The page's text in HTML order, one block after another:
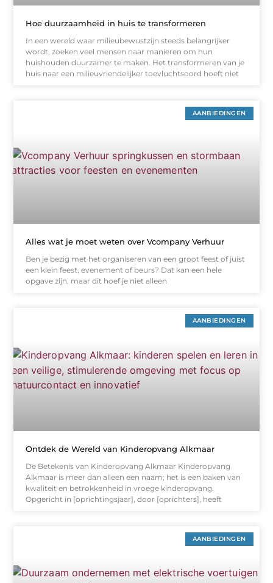
Hoe duurzaamheid in huis te transformeren
In een wereld waar milieubewustzijn steeds belangrijker
wordt, zoeken veel mensen naar manieren om hun
huishouden duurzamer te maken. Het transformeren van je
huis naar een milieuvriendelijker toevluchtsoord hoeft niet
AANBIEDINGEN
Alles wat je moet weten over Vcompany Verhuur
Ben je bezig met het organiseren van een groot feest of juist
een klein feest, evenement of beurs? Dat kan een hele
opgave zijn, maar dit hoef je niet alleen
AANBIEDINGEN
Ontdek de Wereld van Kinderopvang Alkmaar
De Betekenis van Kinderopvang Alkmaar Kinderopvang
Alkmaar is meer dan alleen een naam; het is een baken van
kwaliteit en betrokkenheid in vroege kinderopvang.
Opgericht in [oprichtingsjaar], door [oprichters], heeft
AANBIEDINGEN